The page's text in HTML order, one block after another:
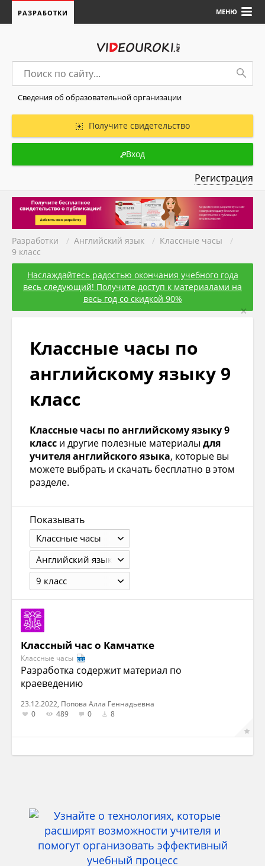
МЕНЮ
РАЗРАБОТКИ
Сведения об образовательной организации
Получите свидетельство
Вход
Регистрация
Разработки / Английский язык / Классные часы
/
9 класс
Наслаждайтесь радостью окончания учебного года
весь следующий! Получите доступ к материалами на
весь год со скидкой 90%
×
Классные часы по
английскому языку 9
класс
Классные часы по английскому языку 9
класс и другие полезные материалы для
учителя английского языка, которые вы
можете выбрать и скачать бесплатно в этом
разделе.
Показывать
Классные часы
Английский язык
9 класс
Классный час о Камчатке
Классные часы
Разработка содержит материал по
краеведению
23.12.2022, Попова Алла Геннадьевна
0
489 0 8